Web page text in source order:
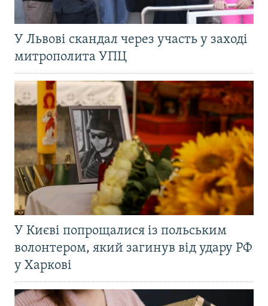
У Львові скандал через участь у заході
митрополита УПЦ
У Києві попрощалися із польським
волонтером, який загинув від удару РФ
у Харкові